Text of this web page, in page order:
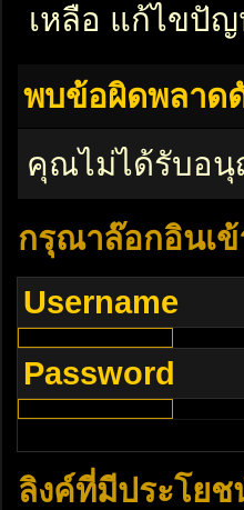
เหลือ แก้ไขปั
พบข้อผิดพลาด
คุณไม่ได้รับอนุ
กรุณาล๊อกอินเ
Username
Password
ลิงค์ที่มีประโยช